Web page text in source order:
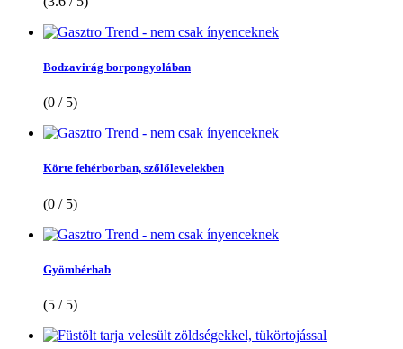
Bodzavirág borpongyolában
(0 / 5)
Körte fehérborban, szőlőlevelekben
(0 / 5)
Gyömbérhab
(5 / 5)